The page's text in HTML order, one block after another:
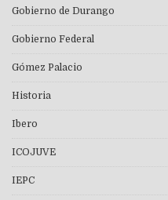
Gobierno de Durango
Gobierno Federal
Gómez Palacio
Historia
Ibero
ICOJUVE
IEPC